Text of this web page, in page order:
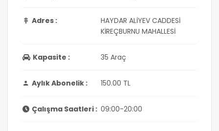
Adres :
HAYDAR ALİYEV CADDESİ
KİREÇBURNU MAHALLESİ
Kapasite : 35 Araç
Aylık Abonelik : 150.00 TL
Çalışma Saatleri : 09:00-20:00